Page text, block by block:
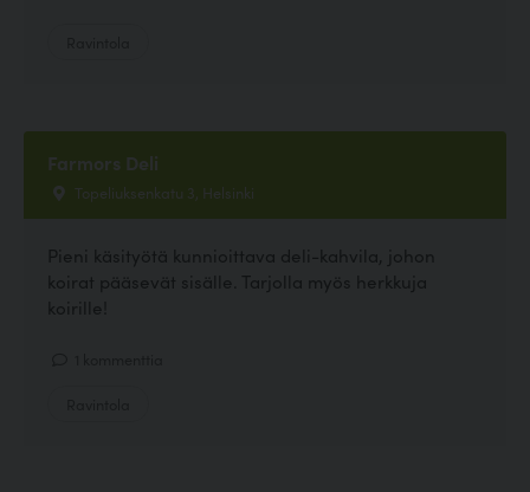
Farmors Deli
Topeliuksenkatu 3, Helsinki
Pieni käsityötä kunnioittava deli-kahvila, johon
koirat pääsevät sisälle. Tarjolla myös herkkuja
koirille!